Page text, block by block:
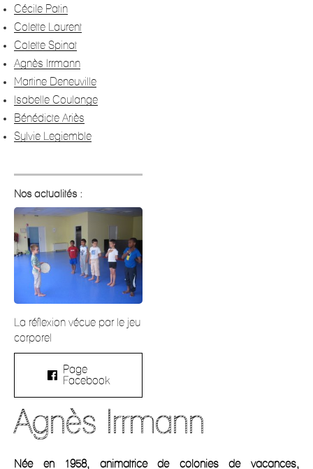
Cécile Patin
Colette Laurent
Colette Spinat
Agnès Irrmann
Martine Deneuville
Isabelle Coulange
Bénédicte Ariès
Sylvie Legiemble
Nos actualités :
La réflexion vécue par le jeu
corporel
Page
Facebook
Agnès Irrmann
Née en 1958, animatrice de colonies de vacances,